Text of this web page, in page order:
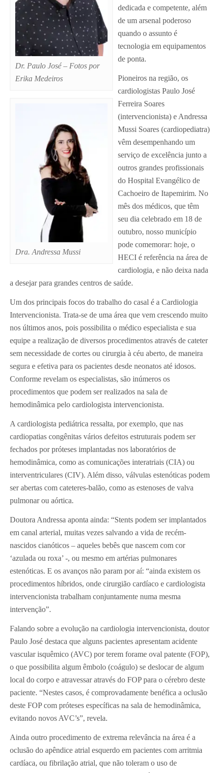
Dr. Paulo José – Fotos por
Erika Medeiros
Dra. Andressa Mussi
dedicada e competente, além
de um arsenal poderoso
quando o assunto é
tecnologia em equipamentos
de ponta.
Pioneiros na região, os
cardiologistas Paulo José
Ferreira Soares
(intervencionista) e Andressa
Mussi Soares (cardiopediatra)
vêm desempenhando um
serviço de excelência junto a
outros grandes profissionais
do Hospital Evangélico de
Cachoeiro de Itapemirim. No
mês dos médicos, que têm
seu dia celebrado em 18 de
outubro, nosso município
pode comemorar: hoje, o
HECI é referência na área de
cardiologia, e não deixa nada
a desejar para grandes centros de saúde.
Um dos principais focos do trabalho do casal é a Cardiologia
Intervencionista. Trata-se de uma área que vem crescendo muito
nos últimos anos, pois possibilita o médico especialista e sua
equipe a realização de diversos procedimentos através de cateter
sem necessidade de cortes ou cirurgia à céu aberto, de maneira
segura e efetiva para os pacientes desde neonatos até idosos.
Conforme revelam os especialistas, são inúmeros os
procedimentos que podem ser realizados na sala de
hemodinâmica pelo cardiologista intervencionista.
A cardiologista pediátrica ressalta, por exemplo, que nas
cardiopatias congênitas vários defeitos estruturais podem ser
fechados por próteses implantadas nos laboratórios de
hemodinâmica, como as comunicações interatriais (CIA) ou
interventriculares (CIV). Além disso, válvulas estenóticas podem
ser abertas com cateteres-balão, como as estenoses de valva
pulmonar ou aórtica.
Doutora Andressa aponta ainda: “Stents podem ser implantados
em canal arterial, muitas vezes salvando a vida de recém-
nascidos cianóticos – aqueles bebês que nascem com cor
‘azulada ou roxa’ -, ou mesmo em artérias pulmonares
estenóticas. E os avanços não param por aí: “ainda existem os
procedimentos híbridos, onde cirurgião cardíaco e cardiologista
intervencionista trabalham conjuntamente numa mesma
intervenção”.
Falando sobre a evolução na cardiologia intervencionista, doutor
Paulo José destaca que alguns pacientes apresentam acidente
vascular isquêmico (AVC) por terem forame oval patente (FOP),
o que possibilita algum êmbolo (coágulo) se deslocar de algum
local do corpo e atravessar através do FOP para o cérebro deste
paciente. “Nestes casos, é comprovadamente benéfica a oclusão
deste FOP com próteses específicas na sala de hemodinâmica,
evitando novos AVC’s”, revela.
Ainda outro procedimento de extrema relevância na área é a
oclusão do apêndice atrial esquerdo em pacientes com arritmia
cardíaca, ou fibrilação atrial, que não toleram o uso de